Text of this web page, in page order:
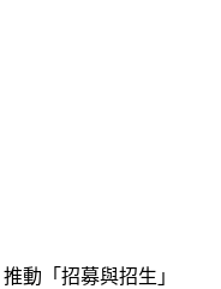
動「招募與招生」